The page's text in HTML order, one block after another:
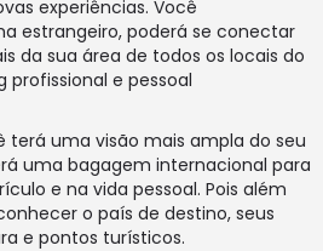
experiências. Você
estrangeiro, poderá se conectar
da sua área de todos os locais do
profissional e pessoal
terá uma visão mais ampla do seu
uma bagagem internacional para
e na vida pessoal. Pois além
o país de destino, seus
e pontos turísticos.